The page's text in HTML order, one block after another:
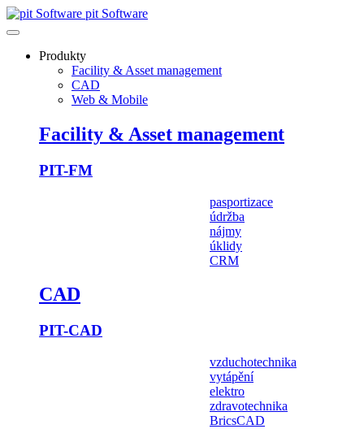
pit Software
Produkty
Facility & Asset management
CAD
Web & Mobile
Facility & Asset management
PIT-FM
pasportizace
údržba
nájmy
úklidy
CRM
CAD
PIT-CAD
vzduchotechnika
vytápění
elektro
zdravotechnika
BricsCAD